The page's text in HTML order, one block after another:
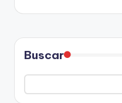
Buscar